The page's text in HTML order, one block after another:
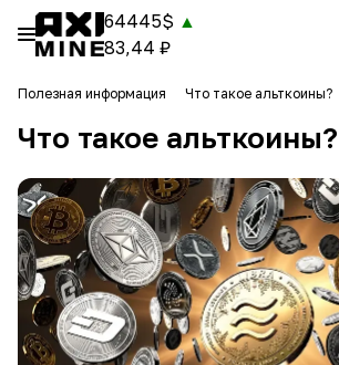
64445$ ▲
83,44 ₽
Полезная информация Что такое альткоины?
Что такое альткоины?